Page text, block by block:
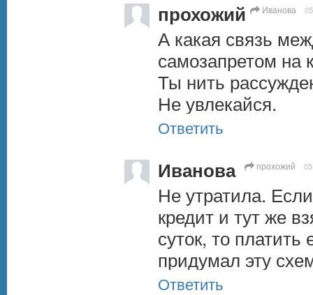
прохожий Иванова
А какая связь
самозапретом на
Ты нить
Не увлекайся.
Ответить
Иванова прохожий
Не утратила.
кредит и тут же
суток, то
придумал эту
Ответить